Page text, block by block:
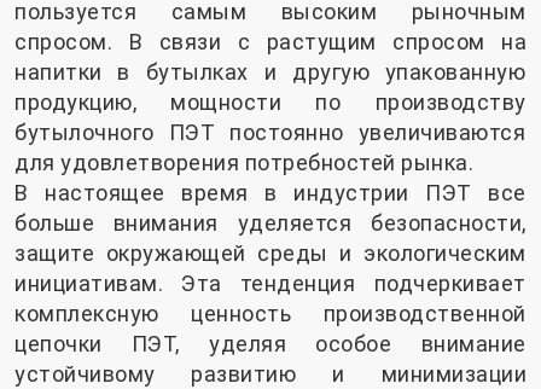
пользуется самым высоким рыночным
спросом. В связи с растущим спросом на
напитки в бутылках и другую упакованную
продукцию, мощности по производству
бутылочного ПЭТ постоянно увеличиваются
для удовлетворения потребностей рынка.
В настоящее время в индустрии ПЭТ все
больше внимания уделяется безопасности,
защите окружающей среды и экологическим
инициативам. Эта тенденция подчеркивает
комплексную ценность производственной
цепочки ПЭТ, уделяя особое внимание
устойчивому развитию и минимизации